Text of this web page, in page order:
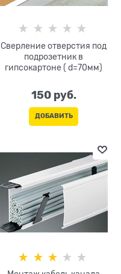
Сверление отверстия под
подрозетник в
гипсокартоне ( d=70мм)
150 руб.
ДОБАВИТЬ